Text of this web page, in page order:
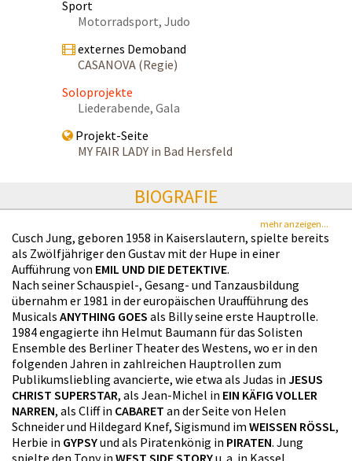
Sport
Motorradsport, Judo
externes Demoband
CASANOVA (Regie)
Soloprojekte
Liederabende, Gala
Projekt-Seite
MY FAIR LADY in Bad Hersfeld
BIOGRAFIE
mehr anzeigen...
Cusch Jung, geboren 1958 in Kaiserslautern, spielte bereits
als Zwölfjähriger den Gustav mit der Hupe in einer
Aufführung von EMIL UND DIE DETEKTIVE.
Nach seiner Schauspiel-, Gesang- und Tanzausbildung
übernahm er 1981 in der europäischen Uraufführung des
Musicals ANYTHING GOES als Billy seine erste Hauptrolle.
1984 engagierte ihn Helmut Baumann für das Solisten
Ensemble des Berliner Theater des Westens, wo er in den
folgenden Jahren in zahlreichen Hauptrollen zum
Publikumsliebling avancierte, wie etwa als Judas in JESUS
CHRIST SUPERSTAR, als Jean-Michel in EIN KÄFIG VOLLER
NARREN, als Cliff in CABARET an der Seite von Helen
Schneider und Hildegard Knef, Sigismund im WEISSEN RÖSSL,
Herbie in GYPSYund als Piratenkönig in PIRATEN. Jung